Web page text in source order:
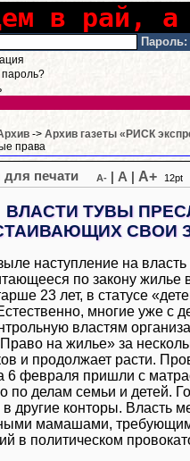
в рай,
Пароль:
-> Архив газеты «РИСК
права
A- A A+ 12pt
ВЛАСТИ ТУВЫ
СВОИ
наступление на
по закону жилье
23 лет, в статусе
многие уже с
властям
на жилье» за
и продолжает расти.
6 февраля пришли с
по делам семьи и детей.
в другие конторы. Власть
мамашами,
в политическом